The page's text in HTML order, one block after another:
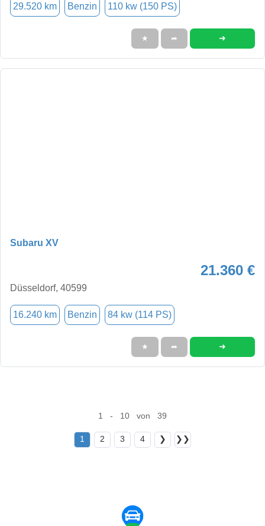
29.520 km Benzin 110 kw (150 PS)
★ ➦ ➜
Subaru XV
21.360 €
Düsseldorf, 40599
16.240 km Benzin 84 kw (114 PS)
★ ➦ ➜
1 - 10 von 39
1 2 3 4 ❯ ❯❯